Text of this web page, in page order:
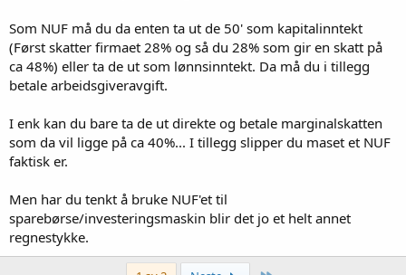
Som NUF må du da enten ta ut de 50' som kapitalinntekt
(Først skatter firmaet 28% og så du 28% som gir en skatt på
ca 48%) eller ta de ut som lønnsinntekt. Da må du i tillegg
betale arbeidsgiveravgift.
I enk kan du bare ta de ut direkte og betale marginalskatten
som da vil ligge på ca 40%... I tillegg slipper du maset et NUF
faktisk er.
Men har du tenkt å bruke NUF'et til
sparebørse/investeringsmaskin blir det jo et helt annet
regnestykke.